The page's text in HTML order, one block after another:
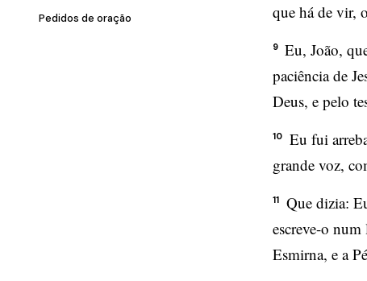
Pedidos de oração
que há de vir,
9
Eu, João,
paciência de
Deus, e pelo
10
Eu fui
grande voz,
11
Que dizia:
escreve-o num
Esmirna, e a